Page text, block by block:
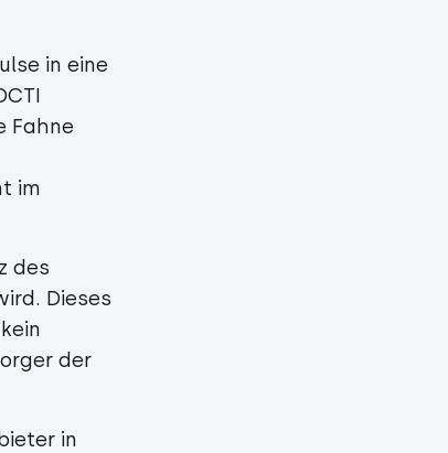
in eine
Fahne
im
des
Dieses
der
in